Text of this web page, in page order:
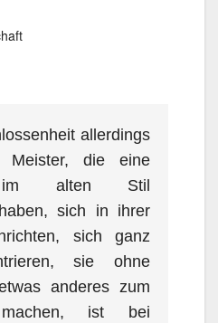
allerdings
die eine
im alten Stil
sich in ihrer
sich ganz
sie ohne
anderes zum
machen, ist bei